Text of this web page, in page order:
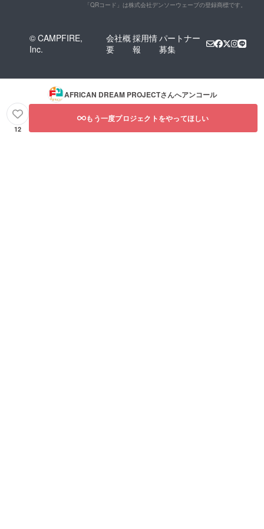
「QRコード」は株式会社デンソーウェーブの登録商標です。
© CAMPFIRE,
Inc.
会社概
要
採用情
報
パートナー
募集
AFRICAN DREAM PROJECTさんへアンコール
12
もう一度プロジェクトをやってほしい